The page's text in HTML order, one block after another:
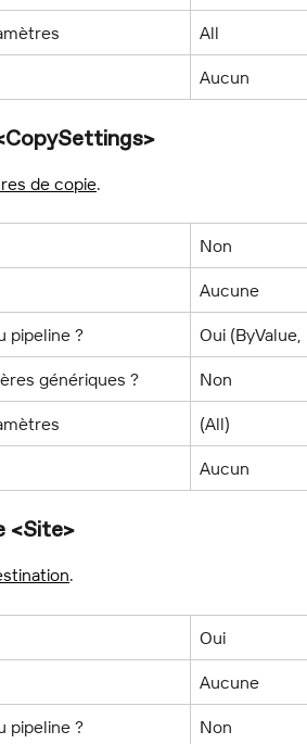
All
Aucun
de copie.
Non
Aucune
pipeline ? Oui
génériques ? Non
(All)
Aucun
<Site>
.
Oui
Aucune
pipeline ? Non